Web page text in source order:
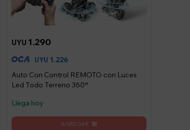
UYU 1.290
UYU 1.226
Auto Con Control REMOTO con Luces
Led Todo Terreno 360°
Llega hoy